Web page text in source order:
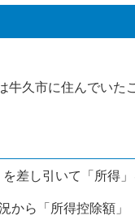
久市に住んでいた
差し引いて「所得」
から「所得控除額」